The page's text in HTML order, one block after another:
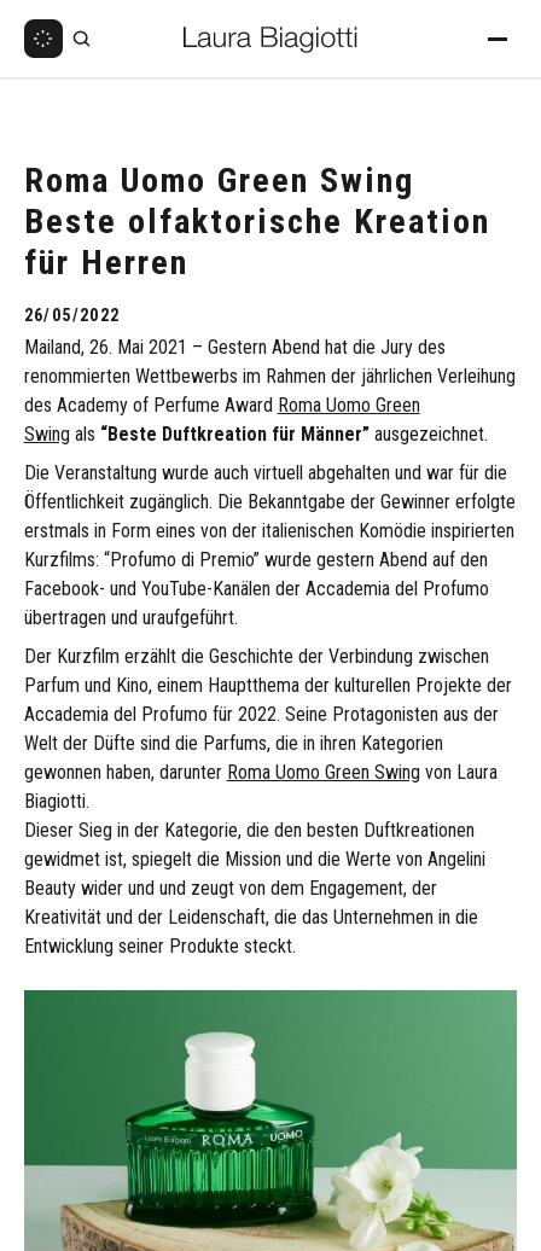
Roma Uomo Green Swing
Beste olfaktorische Kreation
für Herren
26/05/2022
Mailand, 26. Mai 2021 – Gestern Abend hat die Jury des
renommierten Wettbewerbs im Rahmen der jährlichen Verleihung
des Academy of Perfume Award Roma Uomo Green
Swing als “Beste Duftkreation für Männer”ausgezeichnet.
Die Veranstaltung wurde auch virtuell abgehalten und war für die
Öffentlichkeit zugänglich. Die Bekanntgabe der Gewinner erfolgte
erstmals in Form eines von der italienischen Komödie inspirierten
Kurzfilms: “Profumo di Premio” wurde gestern Abend auf den
Facebook- und YouTube-Kanälen der Accademia del Profumo
übertragen und uraufgeführt.
Der Kurzfilm erzählt die Geschichte der Verbindung zwischen
Parfum und Kino, einem Hauptthema der kulturellen Projekte der
Accademia del Profumo für 2022. Seine Protagonisten aus der
Welt der Düfte sind die Parfums, die in ihren Kategorien
gewonnen haben, darunter Roma Uomo Green Swing von Laura
Biagiotti.
Dieser Sieg in der Kategorie, die den besten Duftkreationen
gewidmet ist, spiegelt die Mission und die Werte von Angelini
Beauty wider und und zeugt von dem Engagement, der
Kreativität und der Leidenschaft, die das Unternehmen in die
Entwicklung seiner Produkte steckt.